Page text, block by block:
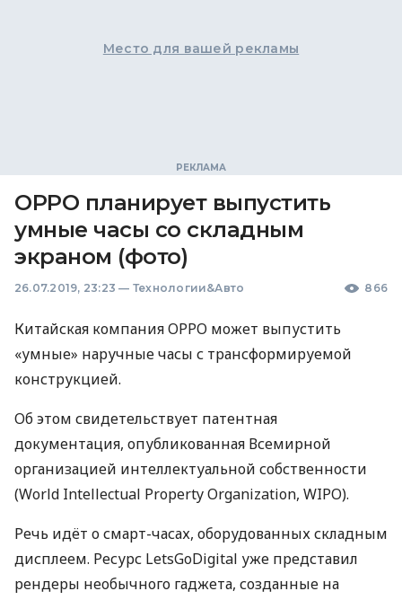
Место для вашей рекламы
OPPO планирует выпустить
умные часы со складным
экраном (фото)
26.07.2019, 23:23 — Технологии&Авто 866
Китайская компанияOPPO может выпустить
«умные» наручные часы с трансформируемой
конструкцией.
Об этом свидетельствует патентная
документация, опубликованная Всемирной
организацией интеллектуальной собственности
(World Intellectual Property Organization, WIPO).
Речь идёт о смарт-часах, оборудованных складным
дисплеем. Ресурс LetsGoDigital уже представил
рендеры необычного гаджета, созданные на